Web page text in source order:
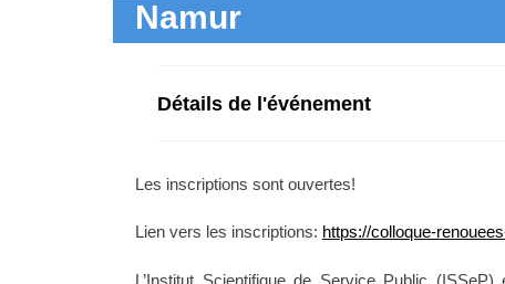
Namur
Détails de l'événement
Les inscriptions sont ouvertes!
Lien vers les inscriptions: https://colloque-
L’Institut Scientifique de Service Public